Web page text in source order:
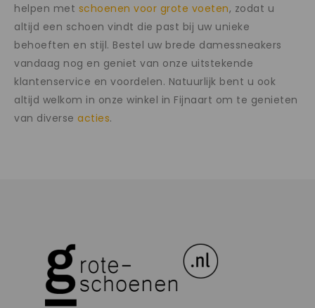
helpen met schoenen voor grote voeten, zodat u
altijd een schoen vindt die past bij uw unieke
behoeften en stijl. Bestel uw brede damessneakers
vandaag nog en geniet van onze uitstekende
klantenservice en voordelen. Natuurlijk bent u ook
altijd welkom in onze winkel in Fijnaart om te genieten
van diverse acties.